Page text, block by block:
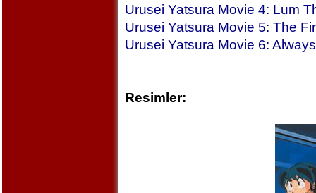
Urusei Yatsura Movie 4: Lum
Urusei Yatsura Movie 5: The
Urusei Yatsura Movie 6:
Resimler: